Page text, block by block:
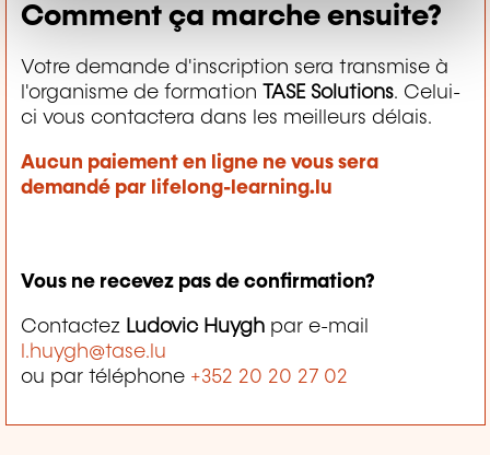
Comment ça marche ensuite?
Votre demande d'inscription sera transmise à
l'organisme de formation
TASE Solutions. Celui-
ci vous contactera dans les meilleurs délais.
Aucun paiement en ligne ne vous sera
demandé par lifelong-learning.lu
Vous ne recevez pas de confirmation?
Contactez Ludovic Huygh par e-mail
l.huygh@tase.lu
ou par téléphone +352 20 20 27 02